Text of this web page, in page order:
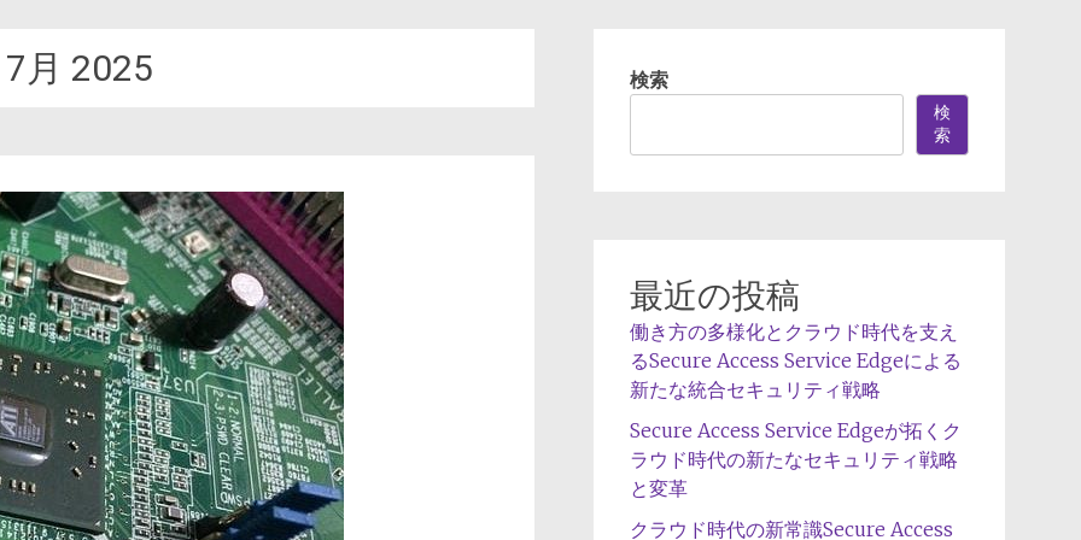
7月 2025 検索
検
索
最近の投稿
働き方の多様化とクラウド時代を支え
るSecure Access Service Edgeによる
新たな統合セキュリティ戦略
Secure Access Service Edgeが拓くク
ラウド時代の新たなセキュリティ戦略
と変革
クラウド時代の新常識Secure Access